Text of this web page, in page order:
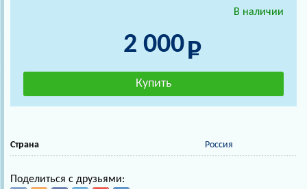
В наличии
2 000
Страна Россия
Поделиться с друзьями: